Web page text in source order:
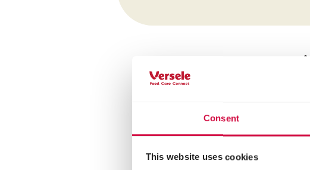
Consent
This website uses cookies